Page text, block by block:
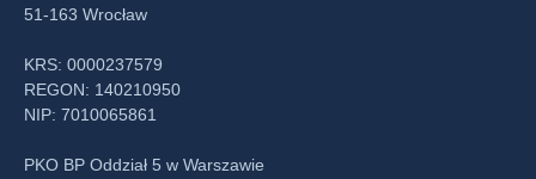
51-163 Wrocław
KRS: 0000237579
REGON: 140210950
NIP: 7010065861
PKO BP Oddział 5 w Warszawie